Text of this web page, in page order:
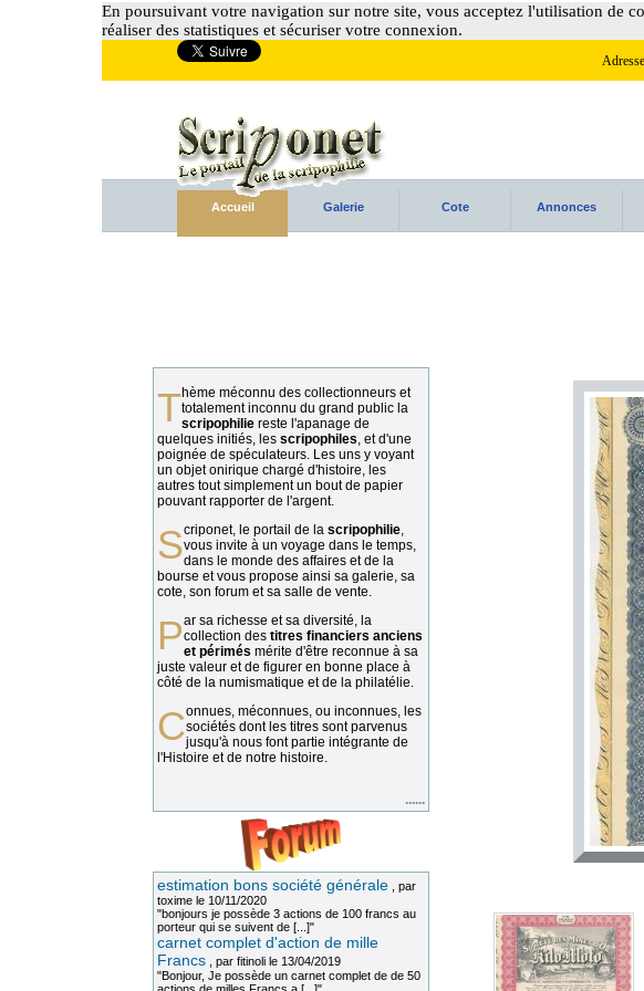
En poursuivant votre navigation sur notre site, vous acceptez l'utilisation de
réaliser des statistiques et sécuriser votre connexion.
Accueil Galerie Cote Annonces
Thème méconnu des collectionneurs ettotalement inconnu du grand public la
scripophilie reste l'apanage de
quelques initiés, les scripophiles, et d'une
poignée de spéculateurs. Les uns y voyant
un objet onirique chargé d'histoire, les
autres tout simplement un bout de papier
pouvant rapporter de l'argent.
Scriponet, le portail de la scripophilie,
vous invite à un voyage dans le temps,
dans le monde des affaires et de la
bourse et vous propose ainsi sa galerie, sa
cote, son forum et sa salle de vente.
Par sa richesse et sa diversité, lacollection des titres financiers anciens
et périmés mérite d'être reconnue à sa
juste valeur et de figurer en bonne place à
côté de la numismatique et de la philatélie.
Connues, méconnues, ou inconnues, lessociétés dont les titres sont parvenus
jusqu'à nous font partie intégrante de
l'Histoire et de notre histoire.
......
estimation bons société générale , par
toxime le 10/11/2020
"bonjours je possède 3 actions de 100 francs au
porteur qui se suivent de [...]"
carnet complet d'action de mille
Francs , par fitinoli le 13/04/2019
"Bonjour, Je possède un carnet complet de de 50